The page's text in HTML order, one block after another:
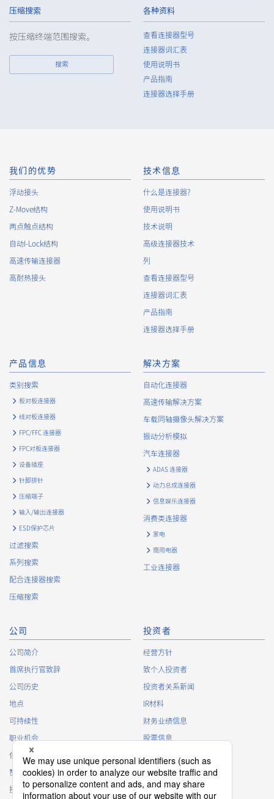
High heat-resistant
IMSA-13065B-16Y917
High heat-resistant
IMSA-13065B-16Y916
High heat-resistant
IMSA-13065B-16Y915
IMSA-13065B-08Y917
High heat-resistant
IMSA-13065B-08Y916
High heat-resistant
IMSA-13065B-08Y915
High heat-resistant 立即购买
压缩搜索
按压缩终端范围搜索。
搜索
各种资料
查看连接器型号
连接器词汇表
使用说明书
产品指南
连接器选择手册
我们的优势
浮动接头
Z-Move结构
两点触点结构
自动I-Lock结构
高速传输连接器
高耐热接头
技术信息
什么是连接器?
使用说明书
技术说明
高级连接器技术
列
查看连接器型号
连接器词汇表
产品指南
连接器选择手册
产品信息
类别搜索
板对板连接器
线对板连接器
FPC/FFC 连接器
FPC对板连接器
设备插座
针脚排针
压缩端子
输入/输出连接器
ESD保护芯片
过滤搜索
系列搜索
配合连接器搜索
压缩搜索
解决方案
自动化连接器
高速传输解决方案
车载同轴摄像头解决方案
振动分析模拟
汽车连接器
ADAS 连接器
动力总成连接器
信息娱乐连接器
消费类连接器
家电
商用电器
工业连接器
公司
公司简介
首席执行官致辞
公司历史
地点
可持续性
职业机会
俱乐部活动
赞助
接触
投资者
经营方针
致个人投资者
投资者关系新闻
IR材料
财务业绩信息
股票信息
IR日历
IR常见问题
IR策略